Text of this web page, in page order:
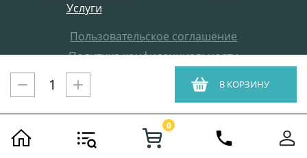
В КОРЗИНУ
Услуги
Пользовательское соглашение
Политика конфиденциальности
Все права защищены
ProffElectro.ru © 2021
0